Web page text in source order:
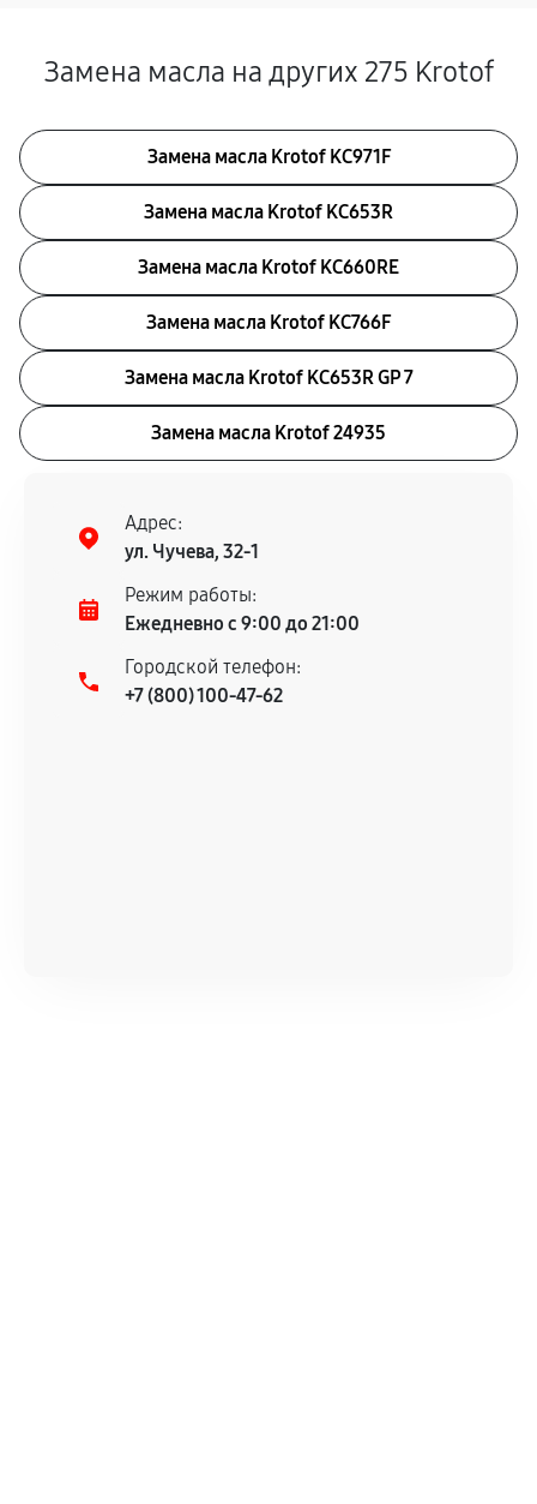
Замена масла на других 275 Krotof
Замена масла Krotof KC971F
Замена масла Krotof KC653R
Замена масла Krotof KC660RE
Замена масла Krotof KC766F
Замена масла Krotof KC653R GP 7
Замена масла Krotof 24935
Адрес:
ул. Чучева, 32-1
Режим работы:
Ежедневно с 9:00 до 21:00
Городской телефон:
+7 (800) 100-47-62